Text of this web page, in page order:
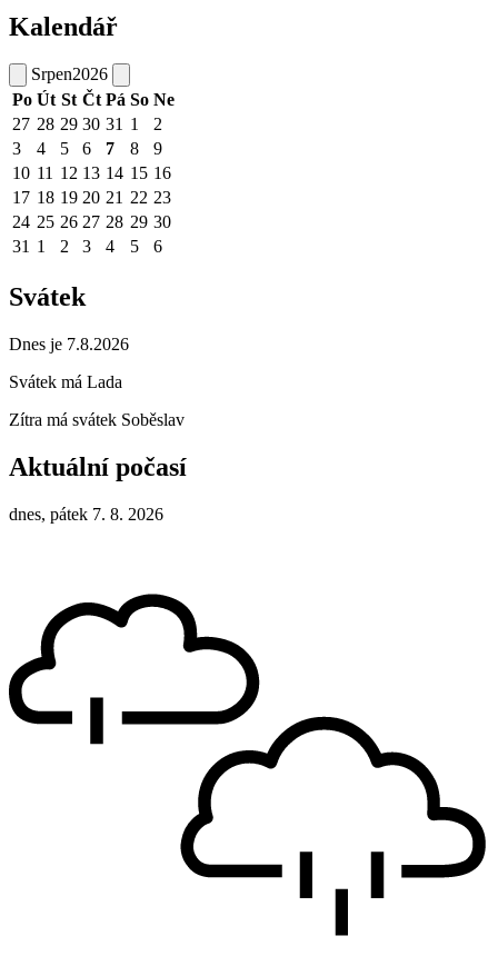
Kalendář
Srpen2026
Po Út St Čt Pá So Ne
27 28 29 30 31 1
2
3
4 5 6 7 8
9
10 11 12 13 14 15 16
17 18 19 20 21 22 23
24 25 26 27 28 29 30
31 1 2 3 4 5 6
Svátek
Dnes je 7.8.2026
Svátek má Lada
Zítra má svátek Soběslav
Aktuální počasí
dnes, pátek 7. 8. 2026